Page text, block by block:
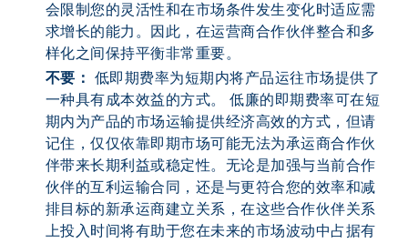
会限制您的灵活性和在市场条件发生变化时适应需
求增长的能力。因此，在运营商合作伙伴整合和多
样化之间保持平衡非常重要。
不要： 低即期费率为短期内将产品运往市场提供了
一种具有成本效益的方式。 低廉的即期费率可在短
期内为产品的市场运输提供经济高效的方式，但请
记住，仅仅依靠即期市场可能无法为承运商合作伙
伴带来长期利益或稳定性。无论是加强与当前合作
伙伴的互利运输合同，还是与更符合您的效率和减
排目标的新承运商建立关系，在这些合作伙伴关系
上投入时间将有助于您在未来的市场波动中占据有